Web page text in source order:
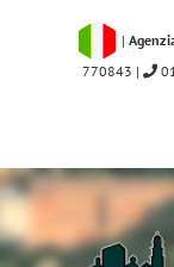
|
770843 |